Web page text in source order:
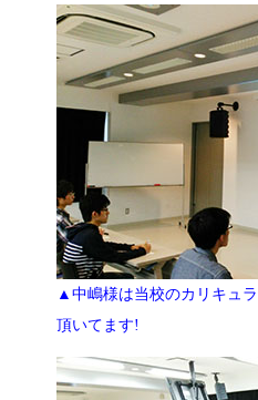
▲中嶋様は当校のカリキュ
頂いてます!